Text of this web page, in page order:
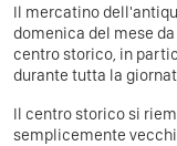
Il mercatino
domenica del mese
centro storico, in
durante tutta la
Il centro storico si
semplicemente